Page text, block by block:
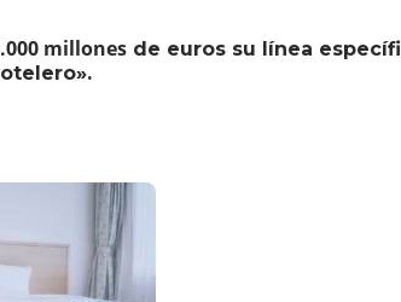
millones de euros su línea